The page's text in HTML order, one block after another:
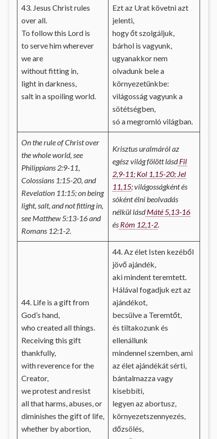
43. Jesus Christ rules
over all.
To follow this Lord is
to serve him wherever
we are
without fitting in,
light in darkness,
salt in a spoiling world.
Ezt az Urat követni azt
jelenti,
hogy őt szolgáljuk,
bárhol is vagyunk,
ugyanakkor nem
olvadunk bele a
környezetünkbe:
világosság vagyunk a
sötétségben,
só a megromló világban.
On the rule of Christ over
the whole world, see
Philippians 2:9-11,
Colossians 1:15-20, and
Revelation 11:15; on being
light, salt, and not fitting in,
see Matthew 5:13-16 and
Romans 12:1-2.
Krisztus uralmáról az
egész világ fölött lásdFil
2,9-11;Kol 1,15-20;Jel
11,15; világosságként és
sóként élni beolvadás
nélkül lásdMáté 5,13-16
ésRóm 12,1-2.
44. Life is a gift from
God’s hand,
who created all things.
Receiving this gift
thankfully,
with reverence for the
Creator,
we protest and resist
all that harms, abuses, or
diminishes the gift of life,
whether by abortion,
44. Az élet Isten kezéből
jövő ajándék,
aki mindent teremtett.
Hálával fogadjuk ezt az
ajándékot,
becsülve a Teremtőt,
és tiltakozunk és
ellenállunk
mindennel szemben, ami
az élet ajándékát sérti,
bántalmazza vagy
kisebbíti,
legyen az abortusz,
környezetszennyezés,
dőzsölés,